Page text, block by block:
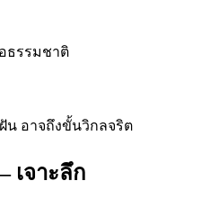
ธรรมชาติ
น อาจถึงขั้นวิกลจริต
เจาะลึก